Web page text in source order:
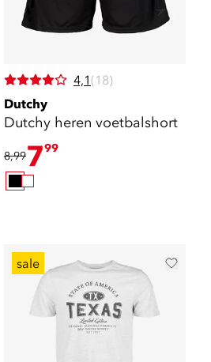
4,1(18)
Dutchy
Dutchy heren voetbalshort
8,99799
sale